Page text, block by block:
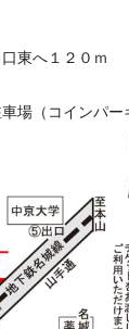
東へ１２０ｍ
場（コインパー